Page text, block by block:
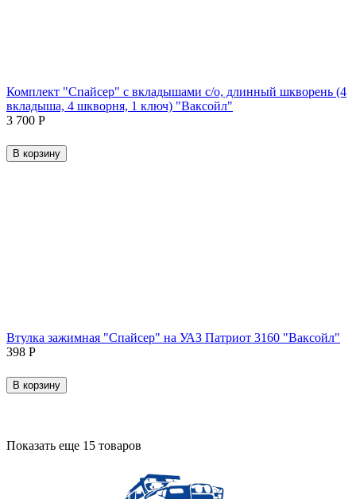
Комплект "Спайсер" с вкладышами с/о, длинный шкворень (4
вкладыша, 4 шкворня, 1 ключ) "Ваксойл"
3 700 Р
В корзину
Втулка зажимная "Спайсер" на УАЗ Патриот 3160 "Ваксойл"
‍398‍ Р
В корзину
Показать еще 15 товаров